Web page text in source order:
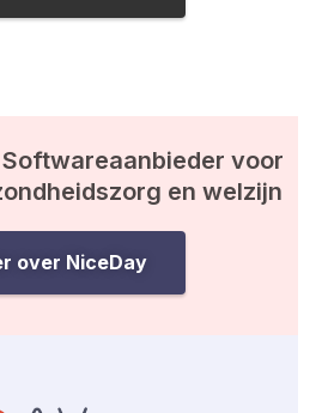
voor
en welzijn
over NiceDay